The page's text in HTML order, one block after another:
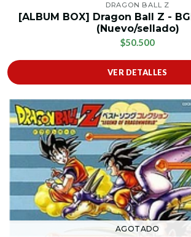
DRAGON BALL Z
[ALBUM BOX] Dragon Ball Z -
(Nuevo/sellado)
$50.500
VER DETALLES
AGOTADO